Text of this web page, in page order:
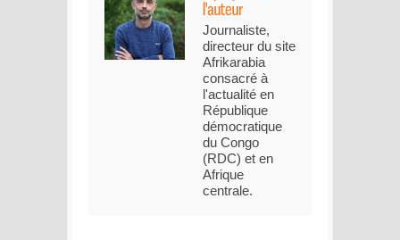
Journaliste,
directeur du site
Afrikarabia
consacré à
l'actualité en
République
démocratique
du Congo
(RDC) et en
Afrique
centrale.